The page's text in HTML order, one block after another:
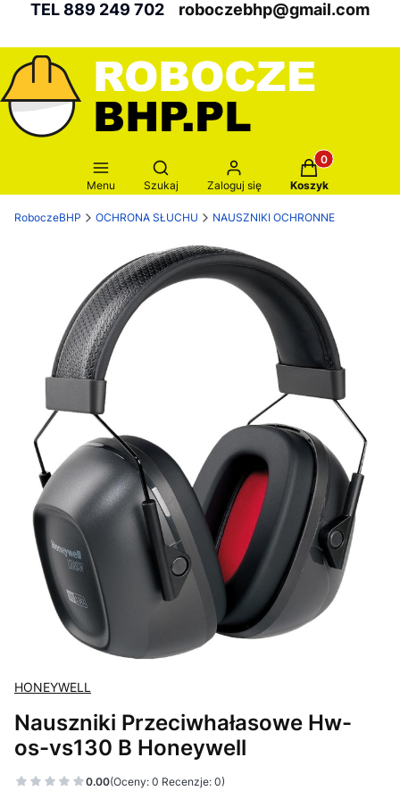
TEL 889 249 702 roboczebhp@gmail.com
Menu
Otwórz wyszukiwarkę
Szukaj Zaloguj się
Produkty w
Koszyk
RoboczeBHP OCHRONA SŁUCHU NAUSZNIKI OCHRONNE
HONEYWELL
Nauszniki Przeciwhałasowe Hw-
os-vs130 B Honeywell
0.00(Oceny: 0 Recenzje: 0)